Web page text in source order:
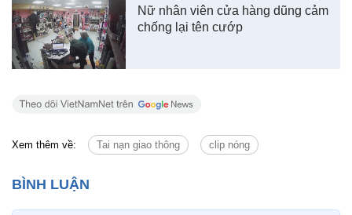
Nữ nhân viên cửa hàng dũng cảm
chống lại tên cướp
Xem thêm về: Tai nạn giao thông clip nóng